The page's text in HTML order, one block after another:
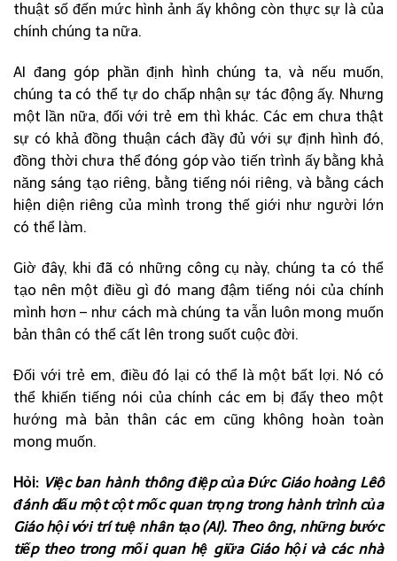
thuật số đến mức hình ảnh ấy không còn thực sự là của
chính chúng ta nữa.
AI đang góp phần định hình chúng ta, và nếu muốn,
chúng ta có thể tự do chấp nhận sự tác động ấy. Nhưng
một lần nữa, đối với trẻ em thì khác. Các em chưa thật
sự có khả đồng thuận cách đầy đủ với sự định hình đó,
đồng thời chưa thể đóng góp vào tiến trình ấy bằng khả
năng sáng tạo riêng, bằng tiếng nói riêng, và bằng cách
hiện diện riêng của mình trong thế giới như người lớn
có thể làm.
Giờ đây, khi đã có những công cụ này, chúng ta có thể
tạo nên một điều gì đó mang đậm tiếng nói của chính
mình hơn – như cách mà chúng ta vẫn luôn mong muốn
bản thân có thể cất lên trong suốt cuộc đời.
Đối với trẻ em, điều đó lại có thể là một bất lợi. Nó có
thể khiến tiếng nói của chính các em bị đẩy theo một
hướng mà bản thân các em cũng không hoàn toàn
mong muốn.
Hỏi: Việc ban hành thông điệp của Đức Giáo hoàng Lêô
đánh dấu một cột mốc quan trọng trong hành trình của
Giáo hội với trí tuệ nhân tạo (AI). Theo ông, những bước
tiếp theo trong mối quan hệ giữa Giáo hội và các nhà